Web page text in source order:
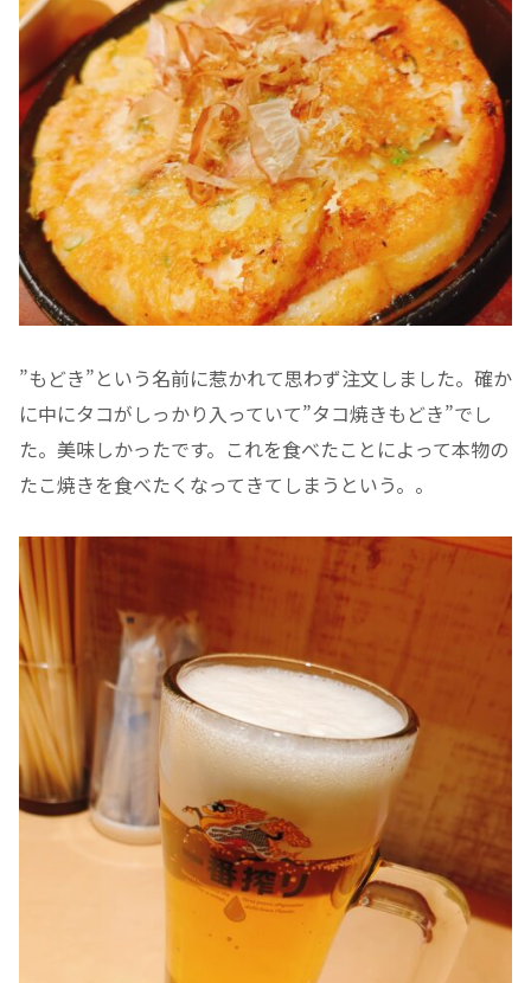
”もどき”という名前に惹かれて思わず注文しました。確か
に中にタコがしっかり入っていて”タコ焼きもどき”でし
た。美味しかったです。これを食べたことによって本物の
たこ焼きを食べたくなってきてしまうという。。